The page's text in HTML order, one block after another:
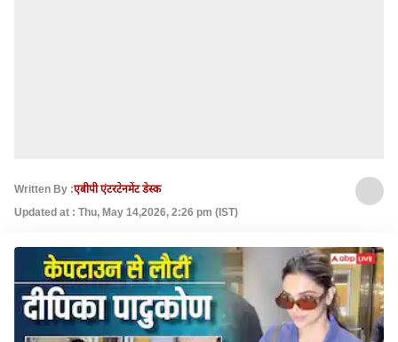
Written By :एबीपी एंटरटेनमेंट डेस्क
Updated at : Thu, May 14,2026, 2:26 pm (IST)